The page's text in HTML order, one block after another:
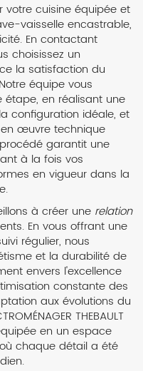
votre cuisine équipée et
vaisselle encastrable,
En contactant
choisissez un
la satisfaction du
équipe vous
en réalisant une
configuration idéale, et
œuvre technique
garantit une
à la fois vos
en vigueur dans la
à créer une relation
En vous offrant une
régulier, nous
et la durabilité de
envers l'excellence
constante des
aux évolutions du
THEBAULT
en un espace
chaque détail a été